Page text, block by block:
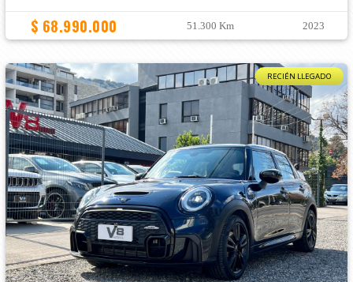
$ 68.990.000 51.300 Km 2023
RECIÉN LLEGADO